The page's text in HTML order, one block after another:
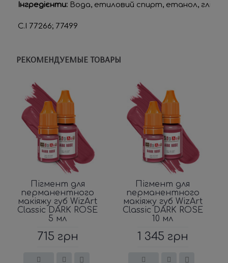
Інгредієнти: Вода, етиловий спирт, етанол,
C.I 77266; 77499
РЕКОМЕНДУЕМЫЕ ТОВАРЫ
Пігмент для
перманентного
макіяжу губ WizArt
Classic DARK ROSE
5 мл
715 грн
Пігмент для
перманентного
макіяжу губ WizArt
Classic DARK ROSE
10 мл
1 345 грн